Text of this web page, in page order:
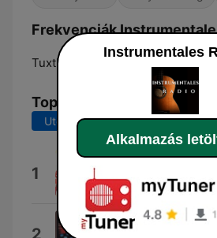
Frekvenciák
Tuxtla Gutiérrez:
Top dalok
Utolsó 7 nap Utolsó 30 nap
1 Baja Marimba Band
2 Theme from
Instrumentales
Alkalmazás